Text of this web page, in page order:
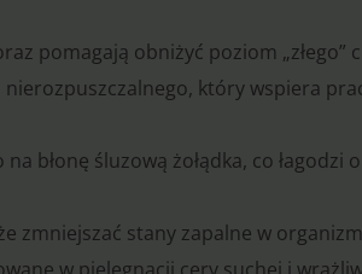
pomagają obniżyć poziom „złego”
który wspiera
błonę śluzową żołądka, co łagodzi
zmniejszać stany zapalne w
w pielęgnacji cery suchej i